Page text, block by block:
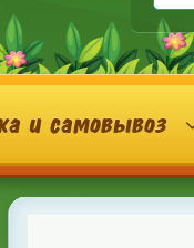
и самовывоз